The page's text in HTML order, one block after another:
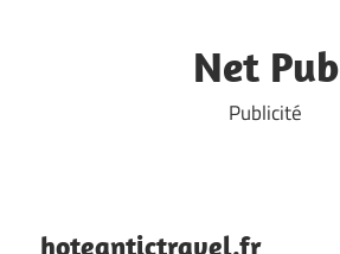
Net Pub
Publicité
hoteantictravel.fr